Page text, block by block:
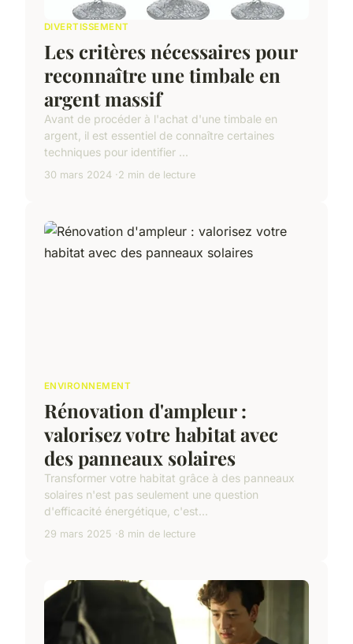
DIVERTISSEMENT
Les critères nécessaires pour
reconnaître une timbale en
argent massif
Avant de procéder à l'achat d'une timbale en
argent, il est essentiel de connaître certaines
techniques pour identifier ...
30 mars 2024 2 min de lecture
ENVIRONNEMENT
Rénovation d'ampleur :
valorisez votre habitat avec
des panneaux solaires
Transformer votre habitat grâce à des panneaux
solaires n'est pas seulement une question
d'efficacité énergétique, c'est...
29 mars 2025 8 min de lecture